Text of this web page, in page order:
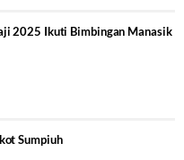
2025 Ikuti Bimbingan Manasik
Sumpiuh